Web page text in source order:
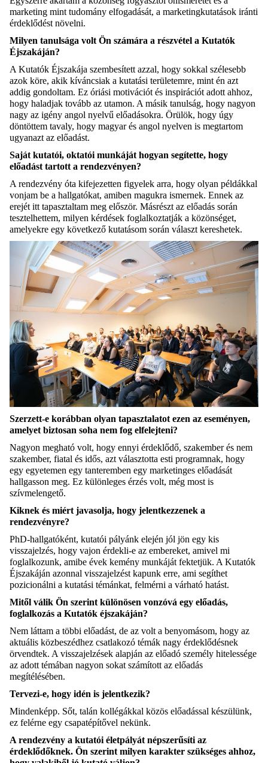
marketing mint tudomány elfogadását, a marketingkutatások iránti
érdeklődést növelni.
Milyen tanulsága volt Ön számára a részvétel a Kutatók
Éjszakáján?
A Kutatók Éjszakája szembesített azzal, hogy sokkal szélesebb
azok köre, akik kíváncsiak a kutatási területemre, mint én azt
addig gondoltam. Ez óriási motivációt és inspirációt adott ahhoz,
hogy haladjak tovább az utamon. A másik tanulság, hogy nagyon
nagy az igény angol nyelvű előadásokra. Örülök, hogy úgy
döntöttem tavaly, hogy magyar és angol nyelven is megtartom
ugyanazt az előadást.
Saját kutatói, oktatói munkáját hogyan segítette, hogy
előadást tartott a rendezvényen?
A rendezvény óta kifejezetten figyelek arra, hogy olyan példákkal
vonjam be a hallgatókat, amiben magukra ismernek. Ennek az
erejét itt tapasztaltam meg először. Másrészt az előadás során
tesztelhettem, milyen kérdések foglalkoztatják a közönséget,
amelyekre egy következő kutatásom során választ kereshetek.
Szerzett-e korábban olyan tapasztalatot ezen az eseményen,
amelyet biztosan soha nem fog elfelejteni?
Nagyon megható volt, hogy ennyi érdeklődő, szakember és nem
szakember, fiatal és idős, azt választotta esti programnak, hogy
egy egyetemen egy tanteremben egy marketinges előadását
hallgasson meg. Ez különleges érzés volt, még most is
szívmelengető.
Kiknek és miért javasolja, hogy jelentkezzenek a
rendezvényre?
PhD-hallgatóként, kutatói pályánk elején jól jön egy kis
visszajelzés, hogy vajon érdekli-e az embereket, amivel mi
foglalkozunk, amibe évek kemény munkáját fektetjük. A Kutatók
Éjszakáján azonnal visszajelzést kapunk erre, ami segíthet
pozicionálni a kutatási témánkat, felmérni a várható hatást.
Mitől válik Ön szerint különösen vonzóvá egy előadás,
foglalkozás a Kutatók éjszakáján?
Nem láttam a többi előadást, de az volt a benyomásom, hogy az
aktuális közbeszédhez csatlakozó témák nagy érdeklődésnek
örvendtek. A visszajelzések alapján az előadó személy hitelessége
az adott témában nagyon sokat számított az előadás
megítélésében.
Tervezi-e, hogy idén is jelentkezik?
Mindenképp. Sőt, talán kollégákkal közös előadással készülünk,
ez felérne egy csapatépítővel nekünk.
A rendezvény a kutatói életpályát népszerűsíti az
érdeklődőknek. Ön szerint milyen karakter szükséges ahhoz,